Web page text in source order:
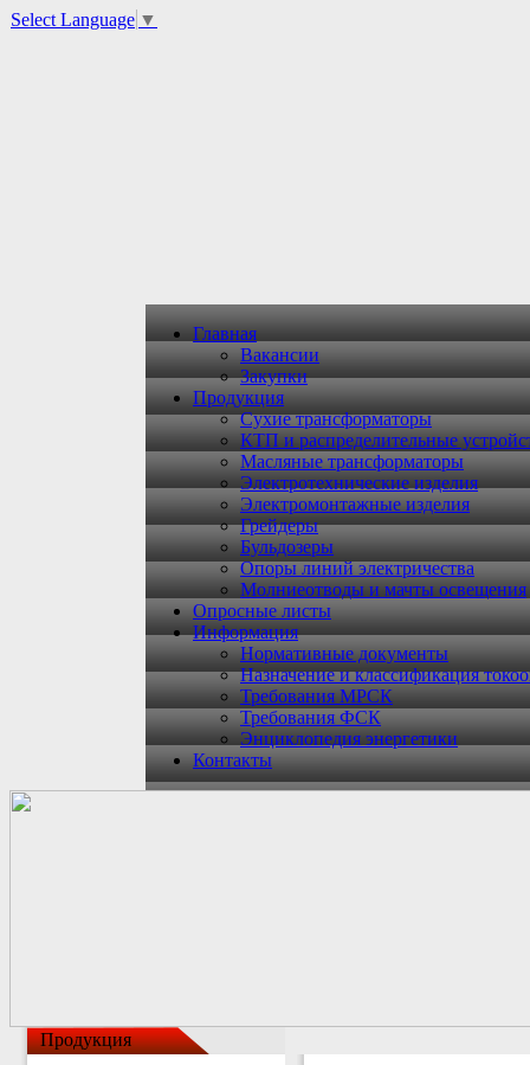
Select Language ▼
Главная
Вакансии
Закупки
Продукция
Сухие трансформаторы
КТП и распределительные
Масляные трансформаторы
Электротехнические изделия
Электромонтажные изделия
Грейдеры
Бульдозеры
Опоры линий электричества
Молниеотводы и мачты освещения
Опросные листы
Информация
Нормативные документы
Назначение и классификация
Требования МРСК
Требования ФСК
Энциклопедия энергетики
Контакты
Продукция